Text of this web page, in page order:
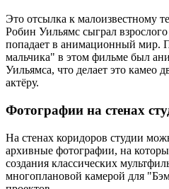
Это отсылка к малоизвестному
Робин Уильямс сыграл
попадает в анимационный мир.
мальчика" в этом фильме был
Уильямса, что делает это камео
актёру.
Фотографии на стенах
На стенах коридоров студии
архивные фотографии, на
создания классических
многоплановой камерой для